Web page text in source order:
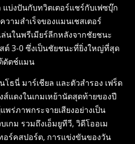
บ่งปันกับทวิตเตอร์แชร์กับเฟซบุ๊ก
วามสําเร็จของแมนเชสเตอร์
นในพรีเมียร์ลีกหลังจากชัยชนะ
ต์ 3-0 ซึ่งเป็นชัยชนะที่ยิ่งใหญ่ที่สุด
ดัตช์แมน
ธนี่ มาร์เชียล และตัวสํารอง เฟร็ด
ส์แดงในเกมเหย้านัดสุดท้ายของปี
ร่ภาพกระจายเสียงอย่างเป็น
กม รวมถึงเอ็มยูทีวี, วิดีโออเม
อร์คสปอร์ต, การแข่งขันของวัน